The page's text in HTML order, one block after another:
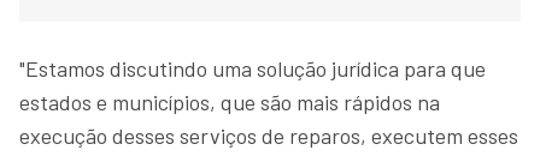
"Estamos discutindo uma solução jurídica para que
estados e municípios, que são mais rápidos na
execução desses serviços de reparos, executem esses